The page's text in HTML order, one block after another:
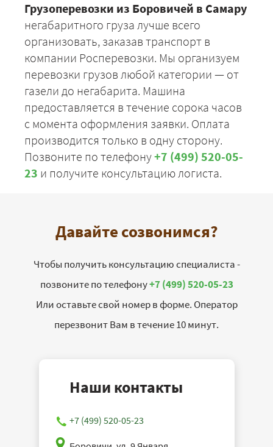
Грузоперевозки из Боровичей в Самару
негабаритного груза лучше всего
организовать, заказав транспорт в
компании Росперевозки. Мы организуем
перевозки грузов любой категории — от
газели до негабарита. Машина
предоставляется в течение сорока часов
с момента оформления заявки. Оплата
производится только в одну сторону.
Позвоните по телефону+7 (499) 520-05-
23 и получите консультацию логиста.
Давайте созвонимся?
Чтобы получить консультацию специалиста -
позвоните по телефону+7 (499) 520-05-23
Или оставьте свой номер в форме. Оператор
перезвонит Вам в течение 10 минут.
Наши контакты
+7 (499) 520-05-23